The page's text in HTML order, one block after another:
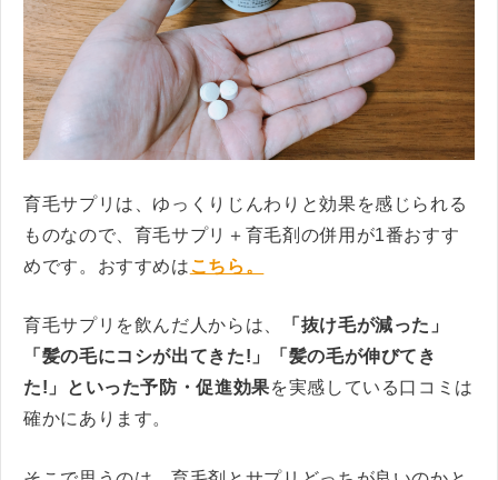
育毛サプリは、ゆっくりじんわりと効果を感じられる
ものなので、育毛サプリ＋育毛剤の併用が1番おすす
めです。おすすめはこちら。
育毛サプリを飲んだ人からは、
「抜け毛が減った」
「髪の毛にコシが出てきた!」「髪の毛が伸びてき
た!」といった予防・促進効果を実感している口コミは
確かにあります。